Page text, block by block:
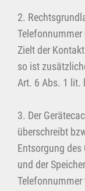
2.
Telefonnummer
Zielt der
so ist
Art. 6 Abs. 1 lit.
3. Der
überschreibt
Entsorgung
und der